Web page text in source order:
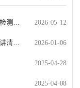
2026-05-12
检测…
2026-01-06
讲清…
2025-04-28
2025-04-08